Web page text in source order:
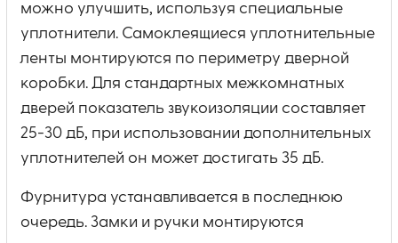
можно улучшить, используя специальные
уплотнители. Самоклеящиеся уплотнительные
ленты монтируются по периметру дверной
коробки. Для стандартных межкомнатных
дверей показатель звукоизоляции составляет
25-30 дБ, при использовании дополнительных
уплотнителей он может достигать 35 дБ.
Фурнитура устанавливается в последнюю
очередь. Замки и ручки монтируются